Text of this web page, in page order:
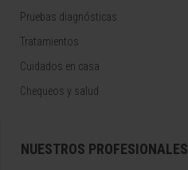
Pruebas diagnósticas
Tratamientos
Cuidados en casa
Chequeos y salud
NUESTROS PROFESIONALES